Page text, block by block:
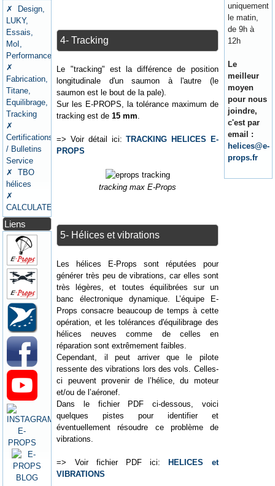
✗ Design,
LUKY,
Essais,
MoI,
Performances
✗
Fabrication,
Titane,
Equilibrage,
Tracking
✗
Certifications
/ Bulletins
Service
✗ TBO
hélices
✗
CALCULATEURS
Liens
4- Tracking
Le "tracking" est la différence de position
longitudinale d'un saumon à l'autre (le
saumon est le bout de la pale).
Sur les E-PROPS, la tolérance maximum de
tracking est de15 mm.
=> Voir détail ici:TRACKING HELICES E-
PROPS
tracking max E-Props
5- Hélices et vibrations
Les hélices E-Props sont réputées pour
générer très peu de vibrations, car elles sont
très légères, et toutes équilibrées sur un
banc électronique dynamique. L’équipe E-
Props consacre beaucoup de temps à cette
opération, et les tolérances d'équilibrage des
hélices neuves comme de celles en
réparation sont extrêmement faibles.
Cependant, il peut arriver que le pilote
ressente des vibrations lors des vols. Celles-
ci peuvent provenir de l’hélice, du moteur
et/ou de l’aéronef.
Dans le fichier PDF ci-dessous, voici
quelques pistes pour identifier et
éventuellement résoudre ce problème de
vibrations.
=> Voir fichier PDF ici:
HELICES et
VIBRATIONS
uniquement
le matin,
de 9h à
12h
Le
meilleur
moyen
pour nous
joindre,
c'est par
email :
helices@e-
props.fr